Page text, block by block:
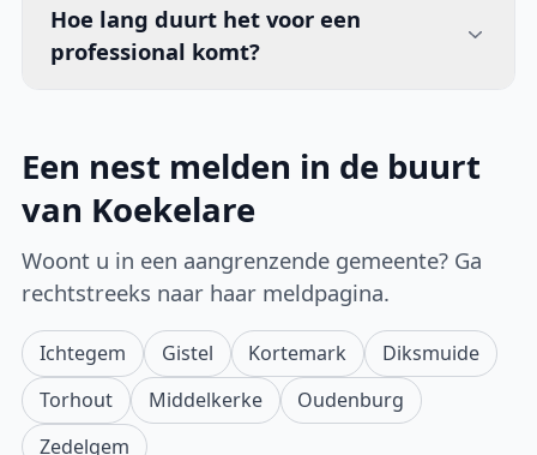
Hoe lang duurt het voor een
professional komt?
Een nest melden in de buurt
van Koekelare
Woont u in een aangrenzende gemeente? Ga
rechtstreeks naar haar meldpagina.
Ichtegem Gistel Kortemark
Diksmuide
Torhout
Middelkerke
Oudenburg
Zedelgem